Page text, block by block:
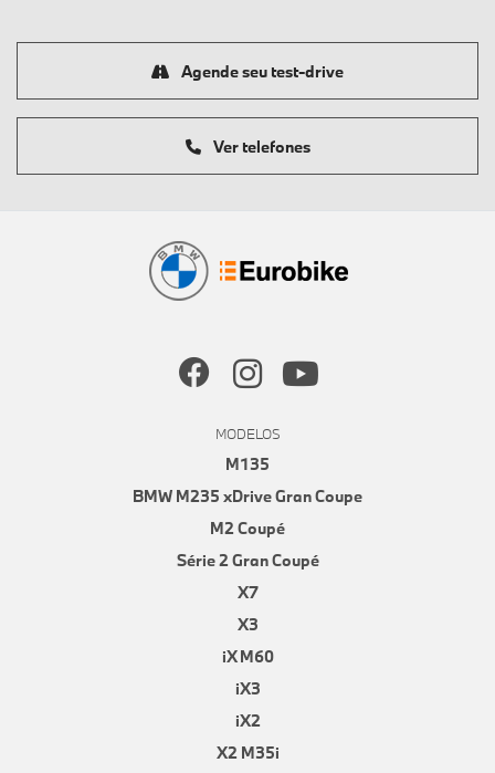
Ver telefones
Agende seu test-drive
MODELOS
M135
BMW M235 xDrive Gran Coupe
M2 Coupé
Série 2 Gran Coupé
X7
X3
iX M60
iX3
iX2
X2 M35i